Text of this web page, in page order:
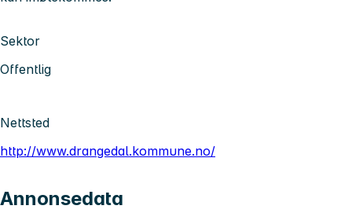
Sektor
Offentlig
Nettsted
http://www.drangedal.kommune.no/
Annonsedata